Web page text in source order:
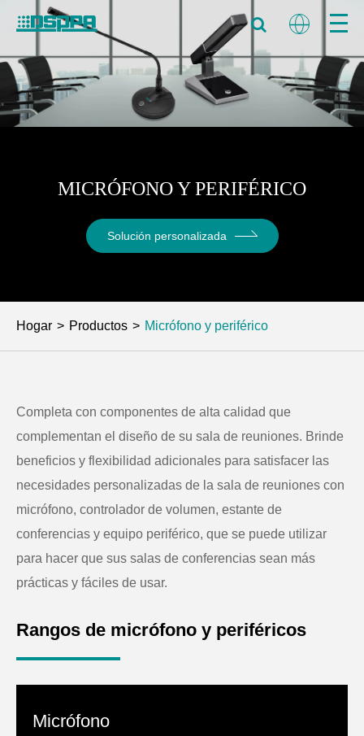
MICRÓFONO Y PERIFÉRICO
Solución personalizada
Hogar Productos Micrófono y periférico
Completa con componentes de alta calidad que
complementan el diseño de su sala de reuniones. Brinde
beneficios y flexibilidad adicionales para satisfacer las
necesidades personalizadas de la sala de reuniones con
micrófono, controlador de volumen, estante de
conferencias y equipo periférico, que se puede utilizar
para hacer que sus salas de conferencias sean más
prácticas y fáciles de usar.
Rangos de micrófono y periféricos
Micrófono